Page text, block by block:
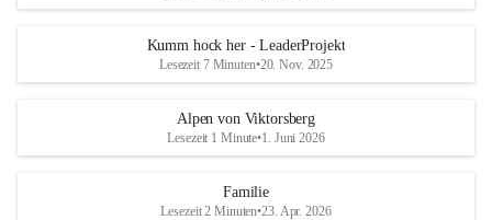
Kumm hock her - LeaderProjekt
Lesezeit 7 Minuten•20. Nov. 2025
Alpen von Viktorsberg
Lesezeit 1 Minute•1. Juni 2026
Familie
Lesezeit 2 Minuten•23. Apr. 2026